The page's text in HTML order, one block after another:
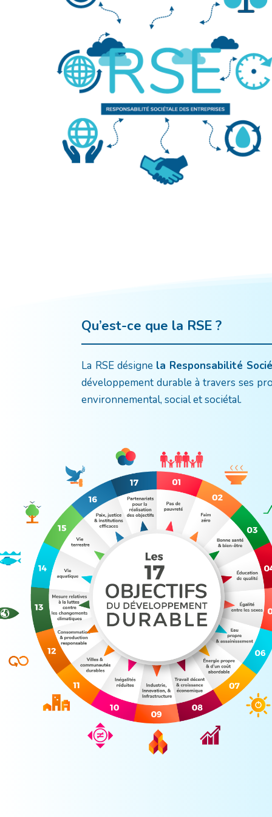
Qu’est-ce que la RSE ?
La RSE désigne la Responsabilité
développement durable à travers ses
environnemental, social et sociétal.